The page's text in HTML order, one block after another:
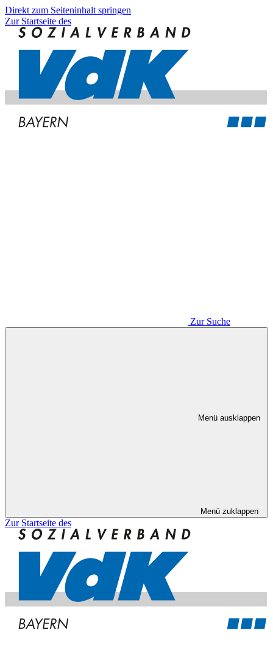
Direkt zum Seiteninhalt springen
Zur Startseite des
Zur Suche
Menü ausklappen
Menü zuklappen
Zur Startseite des